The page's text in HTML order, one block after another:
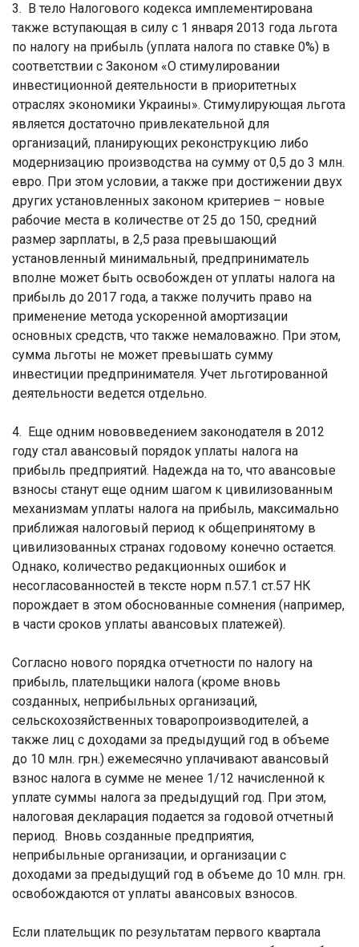
3. В тело Налогового кодекса имплементирована
также вступающая в силу с 1 января 2013 года льгота
по налогу на прибыль (уплата налога по ставке 0%) в
соответствии с Законом «О стимулировании
инвестиционной деятельности в приоритетных
отраслях экономики Украины». Стимулирующая льгота
является достаточно привлекательной для
организаций, планирующих реконструкцию либо
модернизацию производства на сумму от 0,5 до 3 млн.
евро. При этом условии, а также при достижении двух
других установленных законом критериев – новые
рабочие места в количестве от 25 до 150, средний
размер зарплаты, в 2,5 раза превышающий
установленный минимальный, предприниматель
вполне может быть освобожден от уплаты налога на
прибыль до 2017 года, а также получить право на
применение метода ускоренной амортизации
основных средств, что также немаловажно. При этом,
сумма льготы не может превышать сумму
инвестиции предпринимателя. Учет льготированной
деятельности ведется отдельно.
4. Еще одним нововведением законодателя в 2012
году стал авансовый порядок уплаты налога на
прибыль предприятий. Надежда на то, что авансовые
взносы станут еще одним шагом к цивилизованным
механизмам уплаты налога на прибыль, максимально
приближая налоговый период к общепринятому в
цивилизованных странах годовому конечно остается.
Однако, количество редакционных ошибок и
несогласованностей в тексте норм п.57.1 ст.57 НК
порождает в этом обоснованные сомнения (например,
в части сроков уплаты авансовых платежей).
Согласно нового порядка отчетности по налогу на
прибыль, плательщики налога (кроме вновь
созданных, неприбыльных организаций,
сельскохозяйственных товаропроизводителей, а
также лиц с доходами за предыдущий год в объеме
до 10 млн. грн.) ежемесячно уплачивают авансовый
взнос налога в сумме не менее 1/12 начисленной к
уплате суммы налога за предыдущий год. При этом,
налоговая декларация подается за годовой отчетный
период. Вновь созданные предприятия,
неприбыльные организации, и организации с
доходами за предыдущий год в объеме до 10 млн. грн.
освобождаются от уплаты авансовых взносов.
Если плательщик по результатам первого квартала